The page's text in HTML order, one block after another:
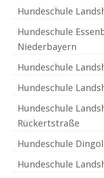
Hundeschule
Hundeschule
Niederbayern
Hundeschule
Hundeschule
Hundeschule
Rückertstraße
Hundeschule
Hundeschule